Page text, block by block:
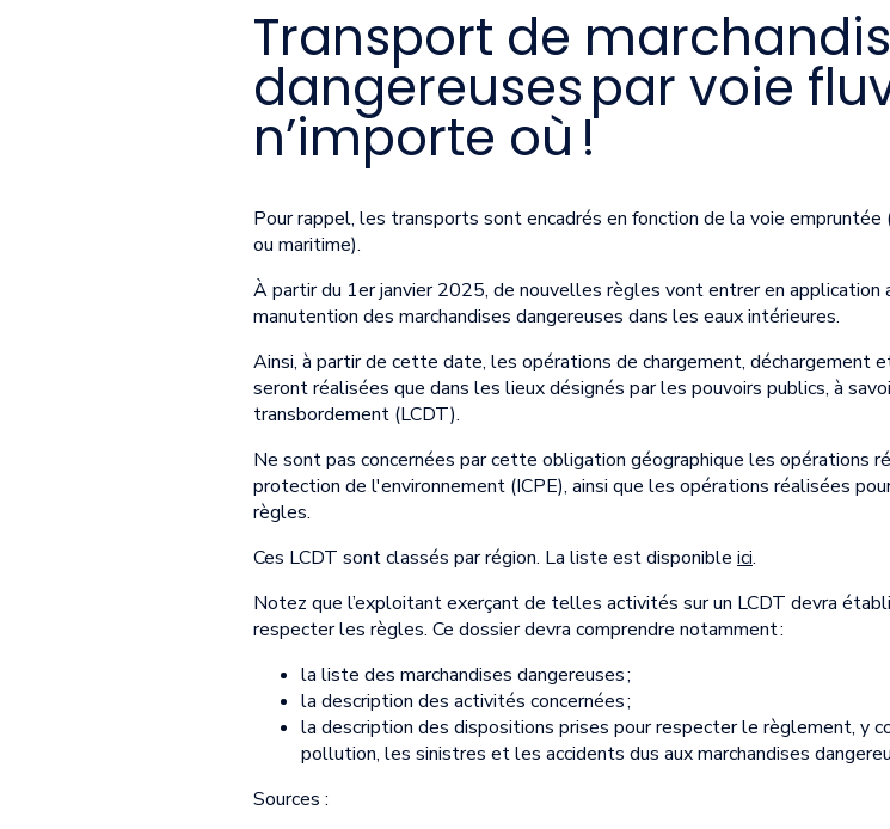
Transport de
dangereuses par voie
n’importe où !
Pour rappel, les transports sont encadrés en fonction de la voie
ou maritime).
À partir du 1er janvier 2025, de nouvelles règles vont entrer en
manutention des marchandises dangereuses dans les eaux intérieures.
Ainsi, à partir de cette date, les opérations de chargement, déchargement
seront réalisées que dans les lieux désignés par les pouvoirs publics, à
transbordement (LCDT).
Ne sont pas concernées par cette obligation géographique les opérations
protection de l'environnement (ICPE), ainsi que les opérations réalisées
règles.
Ces LCDT sont classés par région. La liste est disponible ici.
Notez que l’exploitant exerçant de telles activités sur un LCDT devra
respecter les règles. Ce dossier devra comprendre notamment :
la liste des marchandises dangereuses ;
la description des activités concernées ;
la description des dispositions prises pour respecter le règlement, y
pollution, les sinistres et les accidents dus aux marchandises
Sources :